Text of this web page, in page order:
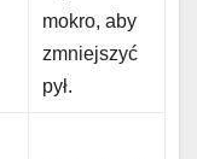
mokro, aby
zmniejszyć
pył.